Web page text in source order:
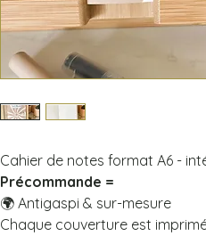
Cahier de notes format A6 -
Précommande =
🌍 Antigaspi & sur-mesure
Chaque couverture est